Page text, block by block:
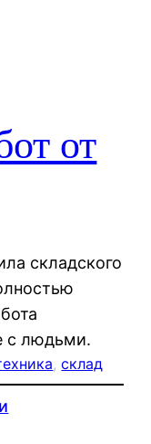
от
складского
с людьми.
, склад